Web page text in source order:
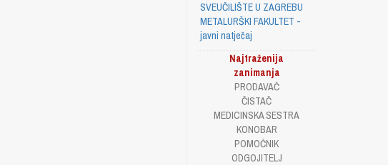
SVEUČILIŠTE U ZAGREBU
METALURŠKI FAKULTET -
javni natječaj
Najtraženija
zanimanja
PRODAVAČ
ČISTAČ
MEDICINSKA SESTRA
KONOBAR
POMOĆNIK
ODGOJITELJ